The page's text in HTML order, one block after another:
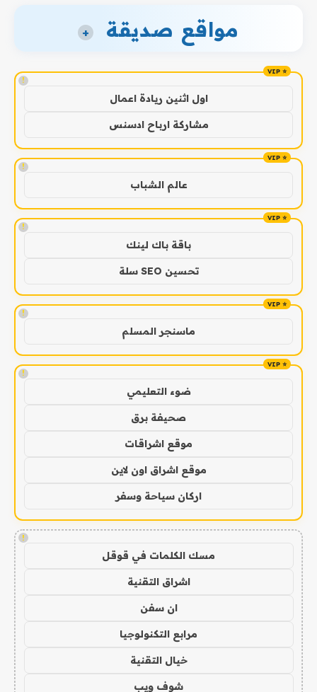
مواقع صديقة +
!
اول اثنين ريادة اعمال
مشاركة ارباح ادسنس
!
عالم الشباب
!
باقة باك لينك
تحسين SEO سلة
!
ماسنجر المسلم
!
ضوء التعليمي
صحيفة برق
موقع اشراقات
موقع اشراق اون لاين
اركان سياحة وسفر
!
مسك الكلمات في قوقل
اشراق التقنية
ان سفن
مرابع التكنولوجيا
خيال التقنية
شوف ويب